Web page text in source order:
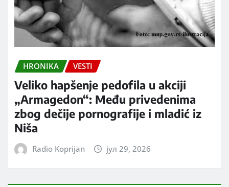
HRONIKA VESTI
Veliko hapšenje pedofila u akciji
„Armagedon“: Među privedenima
zbog dečije pornografije i mladić iz
Niša
Radio Koprijan јул 29, 2026